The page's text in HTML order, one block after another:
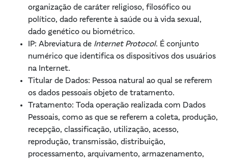
organização de caráter religioso, filosófico ou
político, dado referente à saúde ou à vida sexual,
dado genético ou biométrico.
IP: Abreviatura de Internet Protocol. É conjunto
numérico que identifica os dispositivos dos usuários
na Internet.
Titular de Dados: Pessoa natural ao qual se referem
os dados pessoais objeto de tratamento.
Tratamento: Toda operação realizada com Dados
Pessoais, como as que se referem a coleta, produção,
recepção, classificação, utilização, acesso,
reprodução, transmissão, distribuição,
processamento, arquivamento, armazenamento,